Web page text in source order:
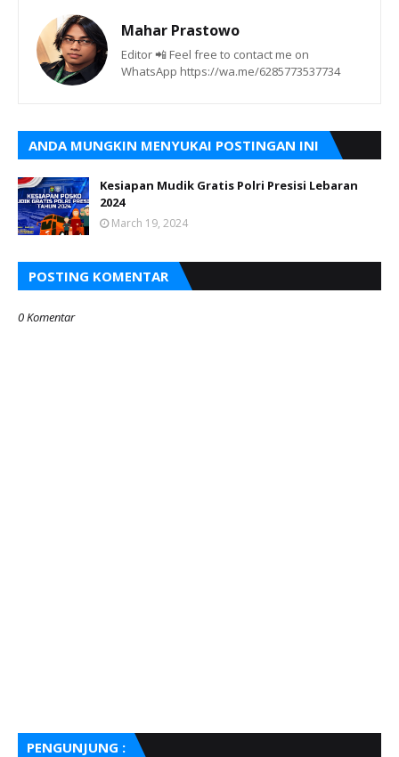
Mahar Prastowo
Editor 📲 Feel free to contact me on
WhatsApp https://wa.me/6285773537734
ANDA MUNGKIN MENYUKAI POSTINGAN INI
Kesiapan Mudik Gratis Polri Presisi Lebaran
2024
March 19, 2024
POSTING KOMENTAR
0 Komentar
PENGUNJUNG :